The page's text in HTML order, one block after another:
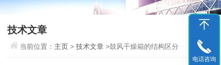
技术文章
当前位置： 主页 >技术文章 >鼓风干燥箱的结构区分
电话咨询